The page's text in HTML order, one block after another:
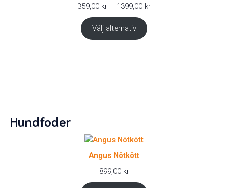
359,00 kr – 1399,00 krPrisintervall:
Välj alternativ
Hundfoder
Angus Nötkött
899,00 kr